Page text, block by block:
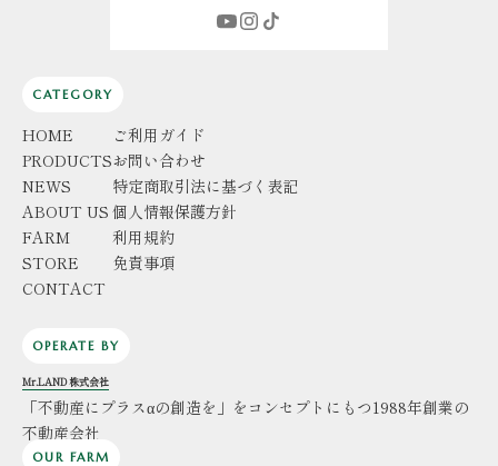
CATEGORY
HOME
PRODUCTS
NEWS
ABOUT US
FARM
STORE
CONTACT
ご利用ガイド
お問い合わせ
特定商取引法に基づく表記
個人情報保護方針
利用規約
免責事項
OPERATE BY
Mr.LAND 株式会社
「不動産にプラスαの創造を」をコンセプトにもつ1988年創業の
不動産会社
OUR FARM